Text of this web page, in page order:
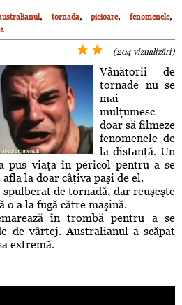
, tornada, picioare, fenomenele,
(204 vizualizări)
Vânătorii de
tornade nu se
mai
mulţumesc
doar să filmeze
fenomenele de
la distanţă. Un
pus viaţa în pericol pentru a se
la doar câţiva paşi de el.
de tornadă, dar reuşeşte
o a la fugă către maşină.
în trombă pentru a se
de vârtej. Australianul a scăpat
extremă.